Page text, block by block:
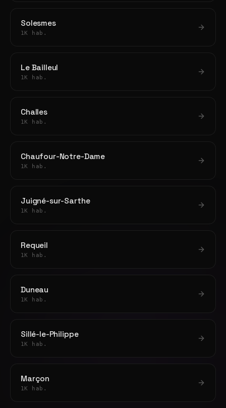
Solesmes
1K hab.
Le Bailleul
1K hab.
Challes
1K hab.
Chaufour-Notre-Dame
1K hab.
Juigné-sur-Sarthe
1K hab.
Requeil
1K hab.
Duneau
1K hab.
Sillé-le-Philippe
1K hab.
Marçon
1K hab.